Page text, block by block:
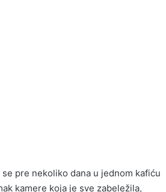
se pre nekoliko dana u jednom kafiću
kamere koja je sve zabeležila,